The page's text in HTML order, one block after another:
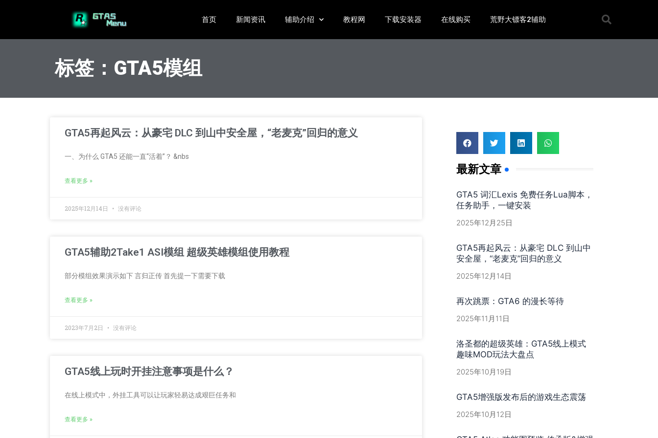
首页 新闻资讯 辅助介绍 教程网 下载安装器 在线购买 荒野大镖客2辅助
标签：GTA5模组
GTA5再起风云：从豪宅 DLC 到山中安全屋，“老麦克”回归的意义
一、为什么 GTA5 还能一直“活着”？ &nbs
查看更多 »
2025年12月14日 没有评论
GTA5辅助2Take1 ASI模组 超级英雄模组使用教程
部分模组效果演示如下 言归正传 首先提一下需要下载
查看更多 »
2023年7月2日 没有评论
GTA5线上玩时开挂注意事项是什么？
在线上模式中，外挂工具可以让玩家轻易达成艰巨任务和
查看更多 »
最新文章
GTA5 词汇Lexis 免费任务Lua脚本，
任务助手，一键安装
2025年12月25日
GTA5再起风云：从豪宅 DLC 到山中
安全屋，“老麦克”回归的意义
2025年12月14日
再次跳票：GTA6 的漫长等待
2025年11月11日
洛圣都的超级英雄：GTA5线上模式
趣味MOD玩法大盘点
2025年10月19日
GTA5增强版发布后的游戏生态震荡
2025年10月12日